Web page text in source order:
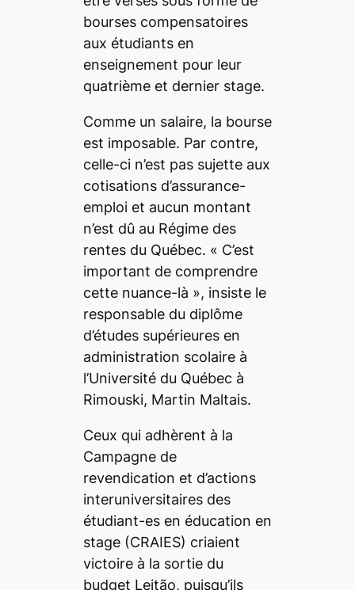
bourses compensatoires
aux étudiants en
enseignement pour leur
quatrième et dernier stage.
Comme un salaire, la bourse
est imposable. Par contre,
celle-ci n’est pas sujette aux
cotisations d’assurance-
emploi et aucun montant
n’est dû au Régime des
rentes du Québec. « C’est
important de comprendre
cette nuance-là », insiste le
responsable du diplôme
d’études supérieures en
administration scolaire à
l’Université du Québec à
Rimouski, Martin Maltais.
Ceux qui adhèrent à la
Campagne de
revendication et d’actions
interuniversitaires des
étudiant-es en éducation en
stage (CRAIES) criaient
victoire à la sortie du
budget Leitão, puisqu’ils